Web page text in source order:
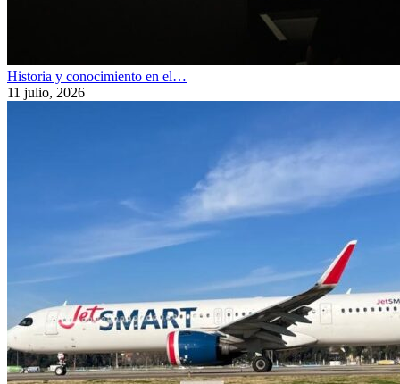
Historia y conocimiento en el…
11 julio, 2026